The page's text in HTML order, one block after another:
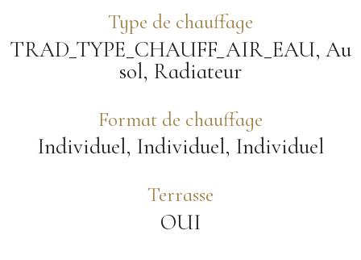
Type de chauffage
TRAD_TYPE_CHAUFF_AIR_EAU, Au
sol, Radiateur
Format de chauffage
Individuel, Individuel, Individuel
Terrasse
OUI